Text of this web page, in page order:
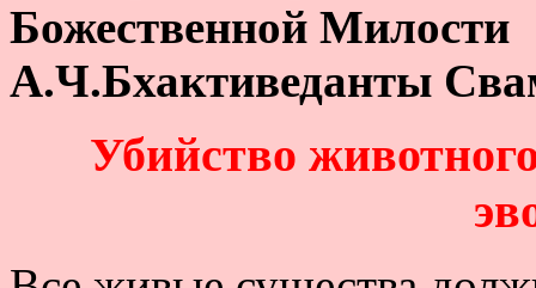
Божественной Милости
А.Ч.Бхактиведанты
Убийство